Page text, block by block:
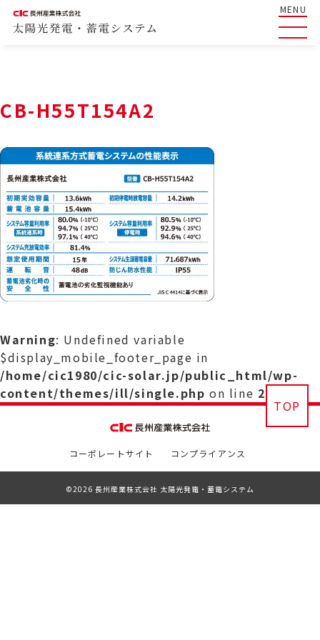
MENU
CB-H55T154A2
Warning: Undefined variable
$display_mobile_footer_page in
/home/cic1980/cic-solar.jp/public_html/wp-
content/themes/ill/single.php on line 29
TOP
コーポレートサイト コンプライアンス
©2026 長州産業株式会社 太陽光発電・蓄電システム